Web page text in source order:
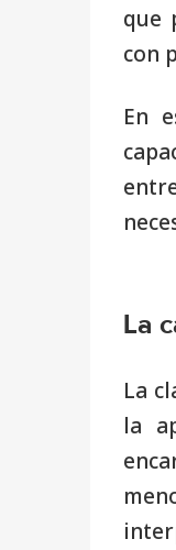
que
con
En
La
La
la